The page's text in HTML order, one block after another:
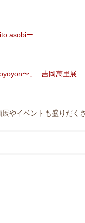
asobiー
〜」─吉岡萬里展─
やイベントも盛りだく